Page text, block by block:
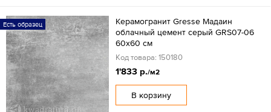
Есть образец
Керамогранит Gresse Мадаин
облачный цемент серый GRS07-06
60х60 см
Код товара: 150180
1'833 р./м2
В корзину